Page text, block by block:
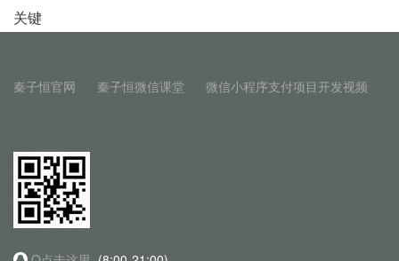
关键
秦子恒官网 秦子恒微信课堂 微信小程序支付项目开发视频